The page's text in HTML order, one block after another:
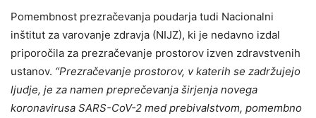
Pomembnost prezračevanja poudarja tudi Nacionalni
inštitut za varovanje zdravja (NIJZ), ki je nedavno izdal
priporočila za prezračevanje prostorov izven zdravstvenih
ustanov. “Prezračevanje prostorov, v katerih se zadržujejo
ljudje, je za namen preprečevanja širjenja novega
koronavirusa SARS-CoV-2 med prebivalstvom, pomembno